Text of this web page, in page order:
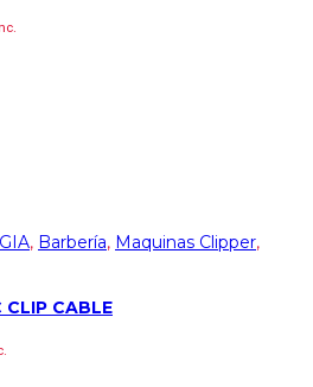
, Barbería, Maquinas Clipper,
CLIP CABLE